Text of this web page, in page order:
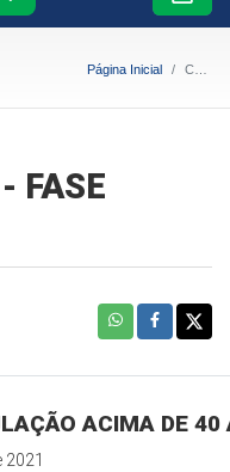
Página Inicial Covid - Vacinação
FASE
ACIMA DE 40
2021